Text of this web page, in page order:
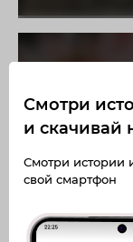
Получите доступ
историям
Не отвлекайтесь
Смотри
и скачивай
Смотри истории
свой смартфон